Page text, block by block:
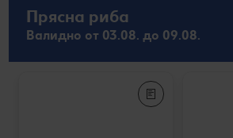
Прясна риба
Валидно от 03.08. до 09.08.